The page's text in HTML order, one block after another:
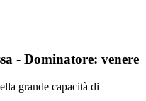
- Dominatore: venere
grande capacità di